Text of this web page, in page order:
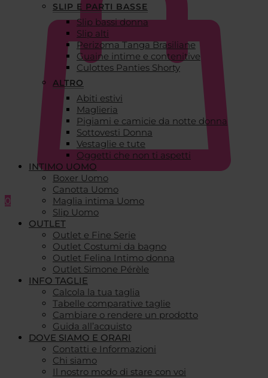
0
SLIP E PARTI BASSE
Slip bassi donna
Slip alti
Perizoma Tanga Brasiliane
Guaine intime e contenitive
Culottes Panties Shorty
ALTRO
Abiti estivi
Maglieria
Pigiami e camicie da notte donna
Sottovesti Donna
Vestaglie e tute
Oggetti che non ti aspetti
INTIMO UOMO
Boxer Uomo
Canotta Uomo
Maglia intima Uomo
Slip Uomo
OUTLET
Outlet e Fine Serie
Outlet Costumi da bagno
Outlet Felina Intimo donna
Outlet Simone Pérèle
INFO TAGLIE
Calcola la tua taglia
Tabelle comparative taglie
Cambiare o rendere un prodotto
Guida all’acquisto
DOVE SIAMO E ORARI
Contatti e Informazioni
Chi siamo
Il nostro modo di stare con voi